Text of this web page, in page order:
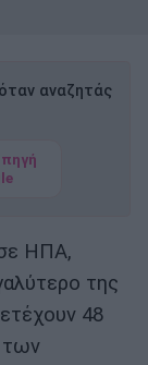
αναζητάς
ΗΠΑ,
της
48
των